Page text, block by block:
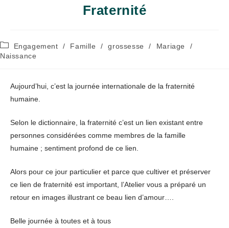
Fraternité
Post
category:
Engagement / Famille / grossesse / Mariage
/
Naissance
Aujourd’hui, c’est la journée internationale de la fraternité
humaine.
Selon le dictionnaire, la fraternité c’est un lien existant entre
personnes considérées comme membres de la famille
humaine ; sentiment profond de ce lien.
Alors pour ce jour particulier et parce que cultiver et préserver
ce lien de fraternité est important, l’Atelier vous a préparé un
retour en images illustrant ce beau lien d’amour….
Belle journée à toutes et à tous